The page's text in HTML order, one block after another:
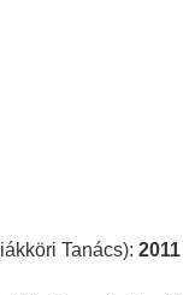
Tanács): 2011